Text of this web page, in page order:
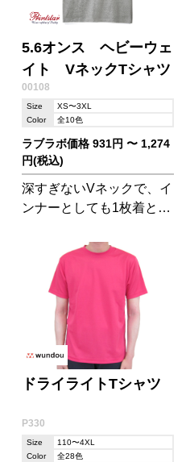
5.6オンス ヘビーウェ
イト VネックTシャツ
00108
Size
XS〜3XL
Color
全10色
ラブラボ価格 931円 〜 1,274
円(税込)
深すぎないVネックで、イ
ンナーとしても1枚着とし
厚すぎず薄すぎない生地
感も魅力です。
ドライライトTシャツ
P330
Size
110〜4XL
Color
全28色